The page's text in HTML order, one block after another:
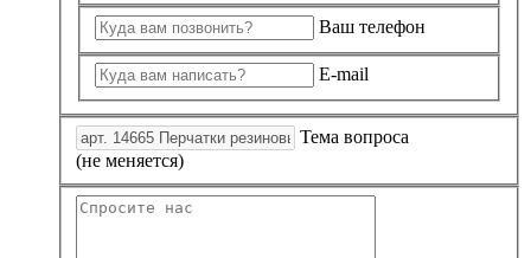
Ваш телефон
E-mail
Тема вопроса
(не меняется)